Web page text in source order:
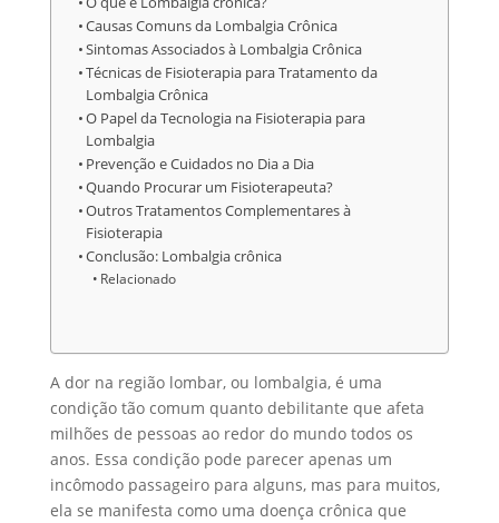
Causas Comuns da Lombalgia Crônica
Sintomas Associados à Lombalgia Crônica
Técnicas de Fisioterapia para Tratamento da
Lombalgia Crônica
O Papel da Tecnologia na Fisioterapia para
Lombalgia
Prevenção e Cuidados no Dia a Dia
Quando Procurar um Fisioterapeuta?
Outros Tratamentos Complementares à
Fisioterapia
Conclusão: Lombalgia crônica
Relacionado
A dor na região lombar, ou lombalgia, é uma
condição tão comum quanto debilitante que afeta
milhões de pessoas ao redor do mundo todos os
anos. Essa condição pode parecer apenas um
incômodo passageiro para alguns, mas para muitos,
ela se manifesta como uma doença crônica que